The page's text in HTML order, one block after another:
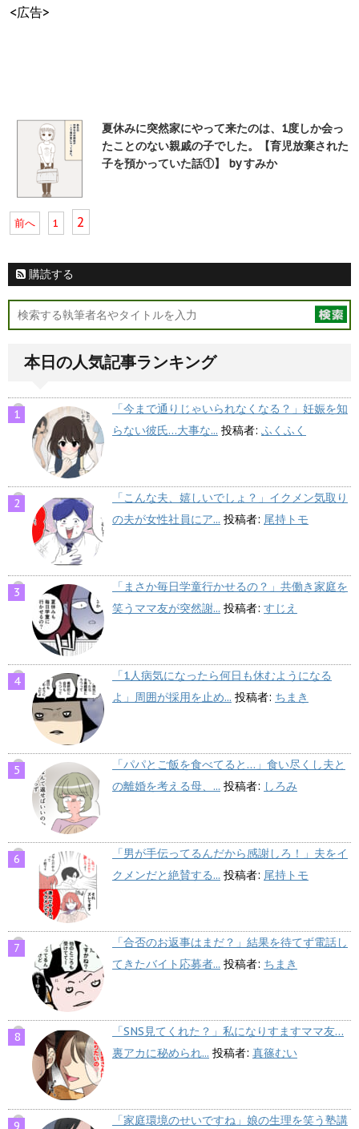
<広告>
夏休みに突然家にやって来たのは、1度しか会っ
たことのない親戚の子でした。【育児放棄された
子を預かっていた話①】 by すみか
前へ 1 2
購読する
本日の人気記事ランキング
「今まで通りじゃいられなくなる？」妊娠を知
らない彼氏…大事な... 投稿者: ふくふく
「こんな夫、嬉しいでしょ？」イクメン気取り
の夫が女性社員にア... 投稿者: 尾持トモ
「まさか毎日学童行かせるの？」共働き家庭を
笑うママ友が突然謝... 投稿者: すじえ
「1人病気になったら何日も休むようになる
よ」周囲が採用を止め... 投稿者: ちまき
「パパとご飯を食べてると…」食い尽くし夫と
の離婚を考える母、... 投稿者: しろみ
「男が手伝ってるんだから感謝しろ！」夫をイ
クメンだと絶賛する... 投稿者: 尾持トモ
「合否のお返事はまだ？」結果を待てず電話し
てきたバイト応募者... 投稿者: ちまき
「SNS見てくれた？」私になりすますママ友…
裏アカに秘められ... 投稿者: 真篠むい
「家庭環境のせいですね」娘の生理を笑う塾講